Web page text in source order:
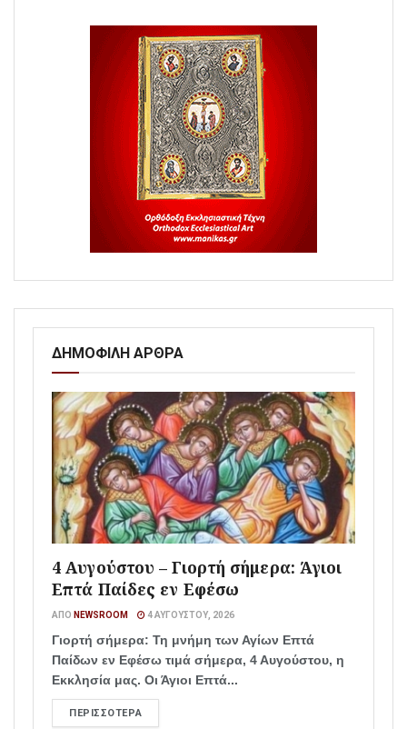
ΔΗΜΟΦΙΛΗ ΑΡΘΡΑ
4 Αυγούστου – Γιορτή σήμερα: Άγιοι
Επτά Παίδες εν Εφέσω
ΑΠΌ NEWSROOM 4 ΑΥΓΟΎΣΤΟΥ, 2026
Γιορτή σήμερα: Τη μνήμη των Αγίων Επτά
Παίδων εν Εφέσω τιμά σήμερα, 4 Αυγούστου, η
Εκκλησία μας. Οι Άγιοι Επτά...
ΠΕΡΙΣΣΌΤΕΡΑ